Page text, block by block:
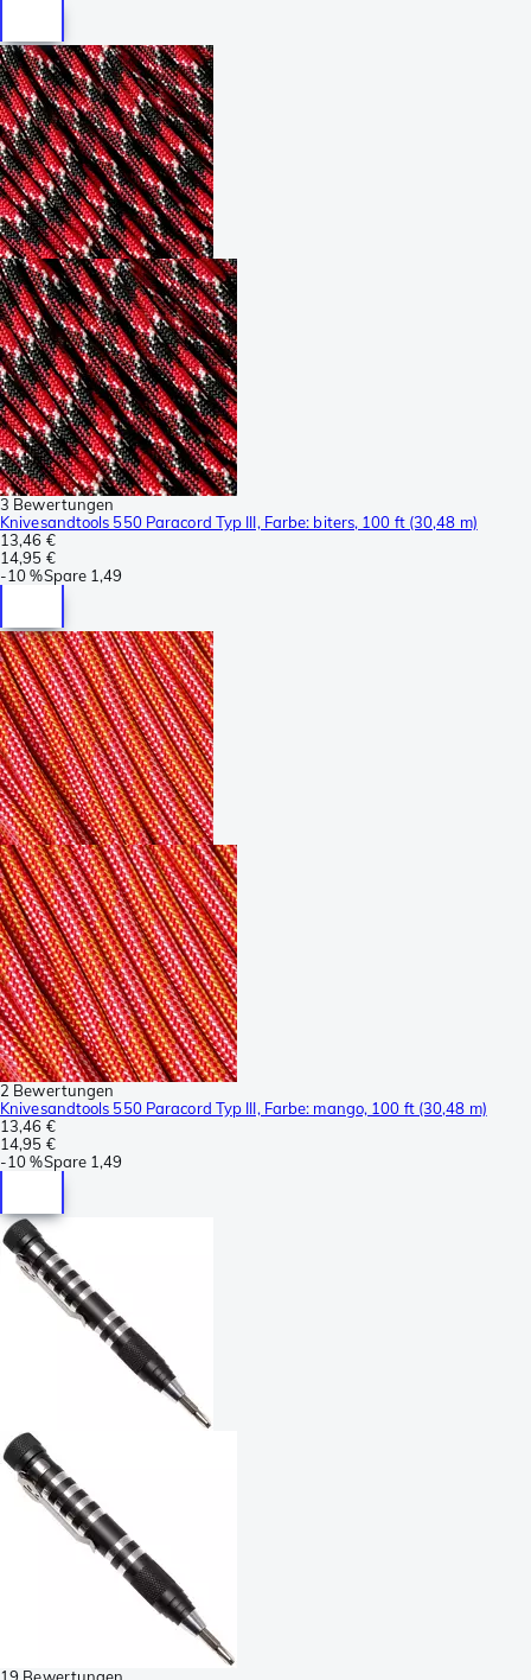
3 Bewertungen
Knivesandtools 550 Paracord Typ III, Farbe: biters, 100 ft (30,48 m)
13,46 €
14,95 €
-10 %Spare 1,49
2 Bewertungen
Knivesandtools 550 Paracord Typ III, Farbe: mango, 100 ft (30,48 m)
13,46 €
14,95 €
-10 %Spare 1,49